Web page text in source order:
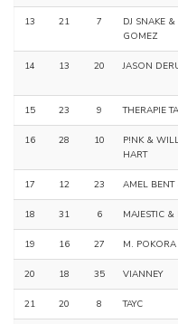
13 21 7
DJ SNAKE
GOMEZ
14 13 20 JASON
15 23 9 THERAPIE
16 28 10
P!NK &
HART
17 12 23 AMEL BENT
18 31 6 MAJESTIC
19 16 27 M. POKORA
20 18 35 VIANNEY
21 20 8 TAYC